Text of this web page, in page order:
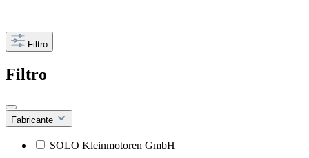
Filtro
Filtro
Fabricante
SOLO Kleinmotoren GmbH